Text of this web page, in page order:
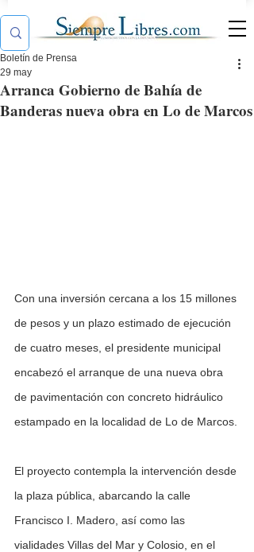
Arranca Gobierno de Bahía de
Banderas nueva obra en Lo de Marcos
Boletín de Prensa
29 may
Con una inversión cercana a los 15 millones
de pesos y un plazo estimado de ejecución
de cuatro meses, el presidente municipal
encabezó el arranque de una nueva obra
de pavimentación con concreto hidráulico
estampado en la localidad de Lo de Marcos.
El proyecto contempla la intervención desde
la plaza pública, abarcando la calle
Francisco I. Madero, así como las
vialidades Villas del Mar y Colosio, en el